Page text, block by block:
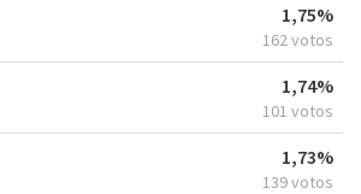
1,75%
162 votos
1,74%
101 votos
1,73%
139 votos